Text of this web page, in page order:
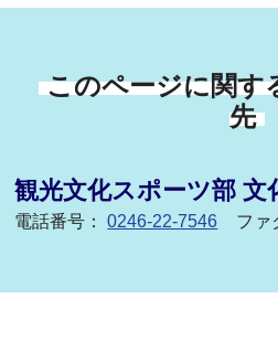
このページに関す
先
観光文化スポーツ部 文
電話番号：0246-22-7546 ファ